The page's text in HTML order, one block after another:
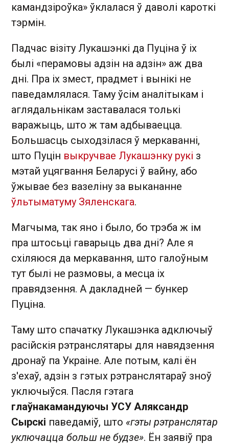
камандзіроўка» ўклалася ў даволі кароткі
тэрмін.
Падчас візіту Лукашэнкі да Пуціна ў іх
былі «перамовы адзін на адзін» аж два
дні. Пра іх змест, прадмет і вынікі не
паведамлялася. Таму ўсім аналітыкам і
аглядальнікам заставалася толькі
варажыць, што ж там адбываецца.
Большасць сыходзілася ў меркаванні,
што Пуцін выкручвае Лукашэнку рукі з
мэтай уцягвання Беларусі ў вайну, або
ўжывае без вазеліну за выкананне
ўльтыматуму Зяленскага.
Магчыма, так яно і было, бо трэба ж ім
пра штосьці гаварыць два дні? Але я
схіляюся да меркавання, што галоўным
тут былі не размовы, а месца іх
правядзення. А дакладней — бункер
Пуціна.
Таму што спачатку Лукашэнка адключыў
расійскія рэтранслятары для навядзення
дронаў па Украіне. Але потым, калі ён
з'ехаў, адзін з гэтых рэтранслятараў зноў
уключыўся. Пасля гэтага
глаўнакамандуючы УСУ Аляксандр
Сырскі паведаміў, што «гэты рэтранслятар
уключацца больш не будзе». Ён заявіў пра